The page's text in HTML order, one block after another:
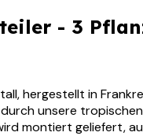
- 3
hergestellt in
unsere tropischen
montiert geliefert,